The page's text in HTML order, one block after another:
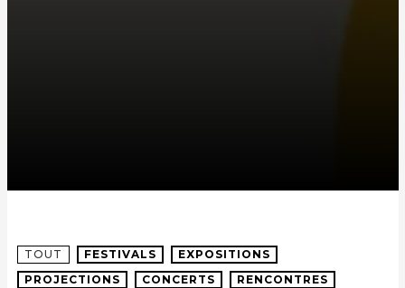
TOUT FESTIVALS
EXPOSITIONS
PROJECTIONS
CONCERTS
RENCONTRES